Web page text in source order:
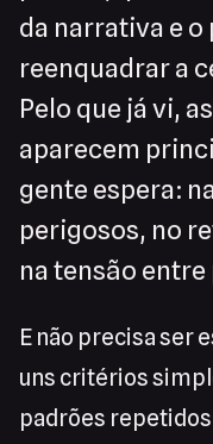
da narrativa e
reenquadrar a
Pelo que já vi,
aparecem
gente espera:
perigosos, no
na tensão
E não precisa ser
uns critérios
padrões